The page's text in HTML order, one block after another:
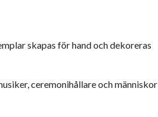
skapas för hand och dekoreras
ceremonihållare och människor